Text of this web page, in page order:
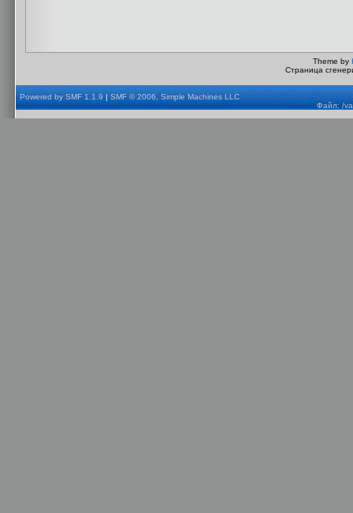
Theme by
Страница
Powered by SMF 1.1.9|SMF © 2006, Simple Machines LLC
Файл: /